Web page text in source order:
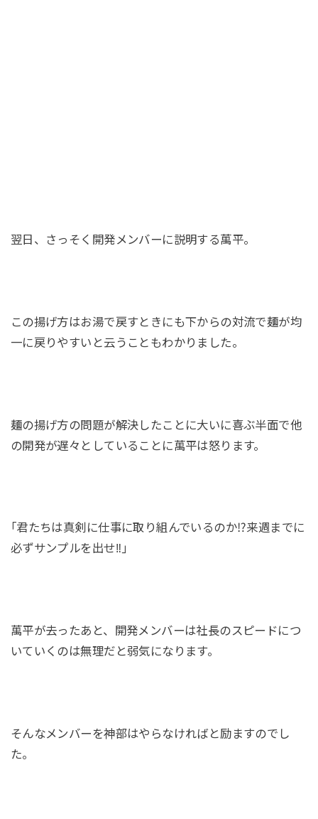
翌日、さっそく開発メンバーに説明する萬平。
この揚げ方はお湯で戻すときにも下からの対流で麺が均
一に戻りやすいと云うこともわかりました。
麺の揚げ方の問題が解決したことに大いに喜ぶ半面で他
の開発が遅々としていることに萬平は怒ります。
｢君たちは真剣に仕事に取り組んでいるのか⁉来週までに
必ずサンプルを出せ‼｣
萬平が去ったあと、開発メンバーは社長のスピードにつ
いていくのは無理だと弱気になります。
そんなメンバーを神部はやらなければと励ますのでし
た。